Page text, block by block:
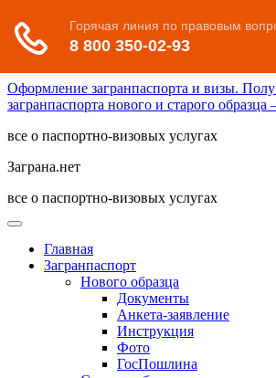
Оформление загранпаспорта и визы.
загранпаспорта нового и старого
все о паспортно-визовых услугах
Заграна.нет
все о паспортно-визовых услугах
Главная
Загранпаспорт
Нового образца
Документы
Анкета-заявление
Инструкция
Фото
ГосПошлина